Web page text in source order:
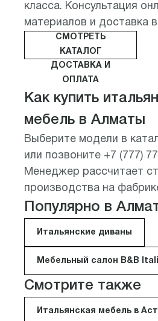
класса. Консультация
материалов и доставка
СМОТРЕТЬ
КАТАЛОГ
ДОСТАВКА И
ОПЛАТА
Как купить
мебель в Алматы
Выберите модели в
или позвоните +7 (777)
Менеджер рассчитает
производства на
Популярно в
Итальянские диваны
Мебельный салон B&B
Смотрите также
Итальянская мебель в